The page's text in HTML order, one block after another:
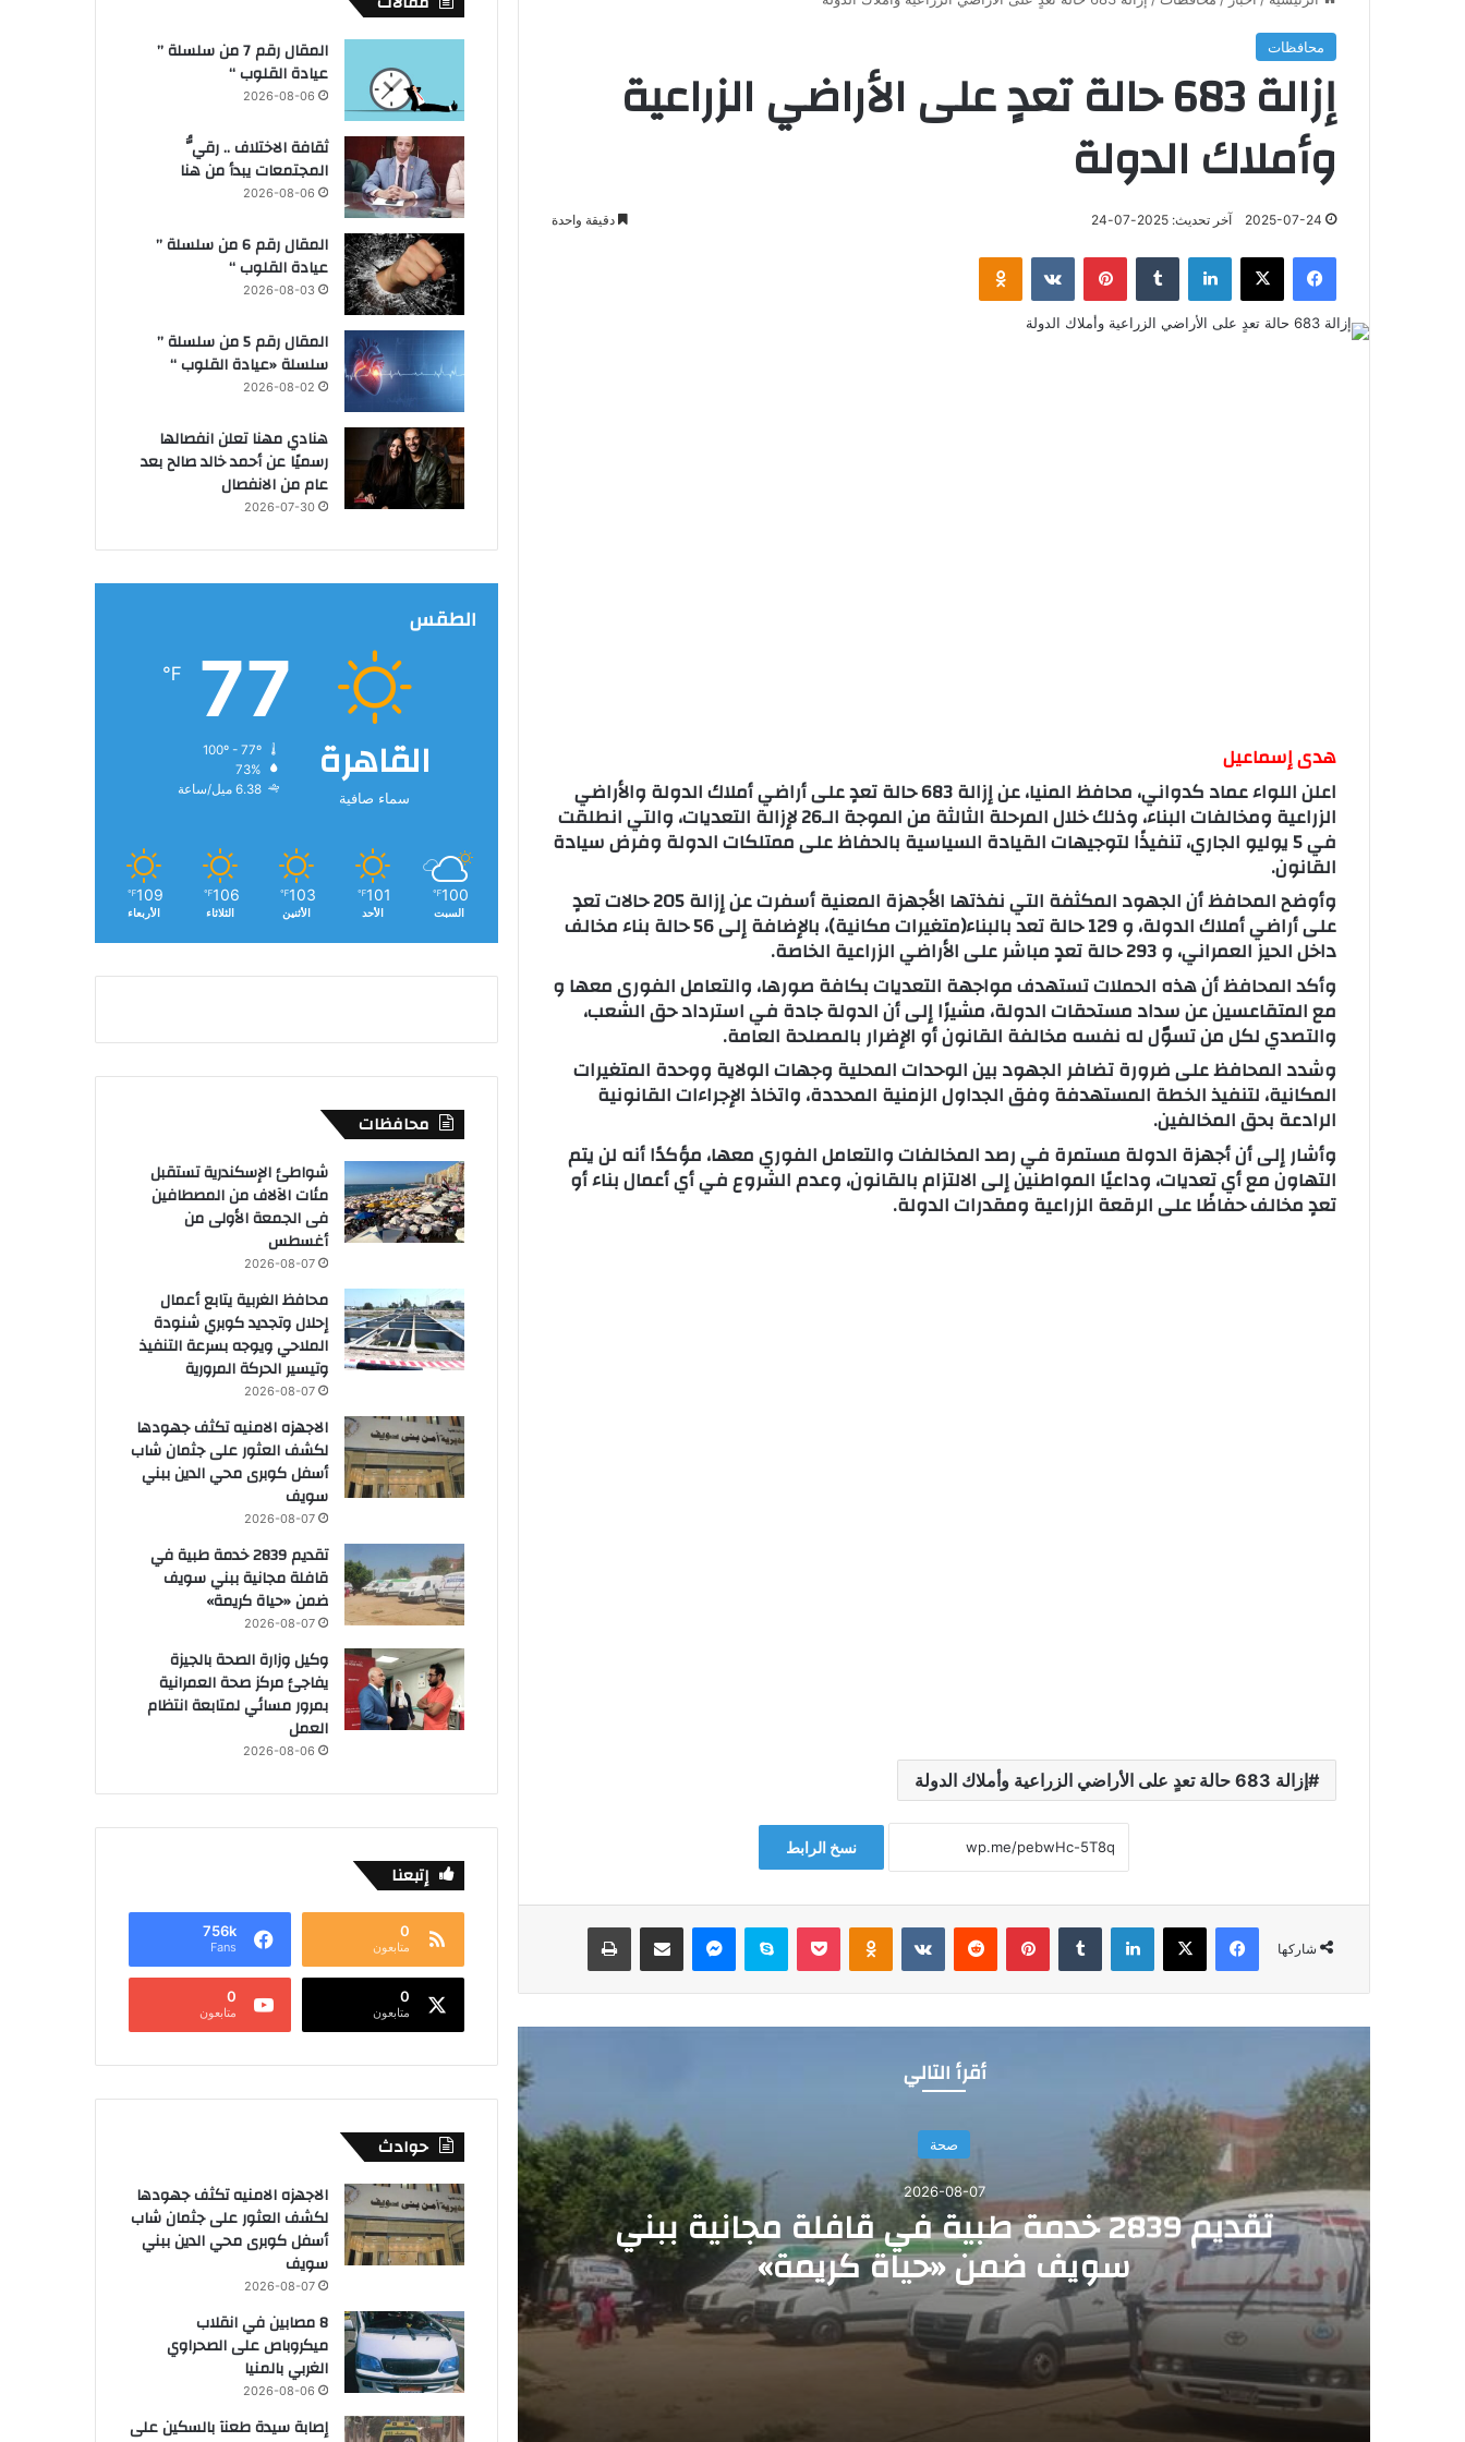
محافظات
إزالة 683 حالة تعدٍ على الأراضي الزراعية
وأملاك الدولة
2025-07-24 آخر تحديث: 2025-07-24 دقيقة واحدة
فيسبوك لينكدإن بينتيريست
هدى إسماعيل
اعلن اللواء عماد كدواني، محافظ المنيا، عن إزالة 683 حالة تعدٍ على أراضي أملاك الدولة والأراضي
الزراعية ومخالفات البناء، وذلك خلال المرحلة الثالثة من الموجة الـ26 لإزالة التعديات، والتي انطلقت
في 5 يوليو الجاري، تنفيذًا لتوجيهات القيادة السياسية بالحفاظ على ممتلكات الدولة وفرض سيادة
القانون.
وأوضح المحافظ أن الجهود المكثفة التي نفذتها الأجهزة المعنية أسفرت عن إزالة 205 حالات تعدٍ
على أراضي أملاك الدولة، و 129 حالة تعد بالبناء(متغيرات مكانية)، بالإضافة إلى 56 حالة بناء مخالف
داخل الحيز العمراني، و 293 حالة تعدٍ مباشر على الأراضي الزراعية الخاصة.
وأكد المحافظ أن هذه الحملات تستهدف مواجهة التعديات بكافة صورها، والتعامل الفورى معها و
مع المتقاعسين عن سداد مستحقات الدولة، مشيرًا إلى أن الدولة جادة في استرداد حق الشعب،
والتصدي لكل من تسوّل له نفسه مخالفة القانون أو الإضرار بالمصلحة العامة.
وشدد المحافظ على ضرورة تضافر الجهود بين الوحدات المحلية وجهات الولاية ووحدة المتغيرات
المكانية، لتنفيذ الخطة المستهدفة وفق الجداول الزمنية المحددة، واتخاذ الإجراءات القانونية
الرادعة بحق المخالفين.
وأشار إلى أن أجهزة الدولة مستمرة في رصد المخالفات والتعامل الفوري معها، مؤكدًا أنه لن يتم
التهاون مع أي تعديات، وداعيًا المواطنين إلى الالتزام بالقانون، وعدم الشروع في أي أعمال بناء أو
تعدٍ مخالف حفاظًا على الرقعة الزراعية ومقدرات الدولة.
إزالة 683 حالة تعدٍ على الأراضي الزراعية وأملاك الدولة
نسخ الرابط
شاركها
فيسبوك لينكدإن بينتيريست سكايب
أقرأ التالي
صحة
2026-08-07
تقديم 2839 خدمة طبية في قافلة مجانية ببني
سويف ضمن «حياة كريمة»
2026-08-07
تقديم 2839 خدمة طبية في قافلة مجانية ببني سويف ضمن «حياة كريمة»
المقال رقم 7 من سلسلة ”
عيادة القلوب “
2026-08-06
ثقافة الاختلاف .. رقيُّ
المجتمعات يبدأ من هنا
2026-08-06
المقال رقم 6 من سلسلة ”
عيادة القلوب “
2026-08-03
المقال رقم 5 من سلسلة ”
سلسلة «عيادة القلوب “
2026-08-02
هنادي مهنا تعلن انفصالها
رسميًا عن أحمد خالد صالح بعد
عام من الانفصال
2026-07-30
الطقس
القاهرة
سماء صافية
77
℉
73%
6.38 ميل/ساعة
100
℉
السبت
101
℉
الأحد
103
℉
الأثنين
106
℉
الثلاثاء
109
℉
الأربعاء
محافظات
شواطئ الإسكندرية تستقبل
مئات الآلاف من المصطافين
فى الجمعة الأولى من
أغسطس
2026-08-07
محافظ الغربية يتابع أعمال
إحلال وتجديد كوبري شنودة
الملاحي ويوجه بسرعة التنفيذ
وتيسير الحركة المرورية
2026-08-07
الاجهزه الامنيه تكثف جهودها
لكشف العثور على جثمان شاب
أسفل كوبرى محي الدين ببني
سويف
2026-08-07
تقديم 2839 خدمة طبية في
قافلة مجانية ببني سويف
ضمن «حياة كريمة»
2026-08-07
وكيل وزارة الصحة بالجيزة
يفاجئ مركز صحة العمرانية
بمرور مسائي لمتابعة انتظام
العمل
2026-08-06
إتبعنا
0
متابعون
756k
Fans
0
متابعون
0
متابعون
حوادث
الاجهزه الامنيه تكثف جهودها
لكشف العثور على جثمان شاب
أسفل كوبرى محي الدين ببني
سويف
2026-08-07
8 مصابين في انقلاب
ميكروباص على الصحراوي
الغربي بالمنيا
2026-08-06
إصابة سيدة طعنآ بالسكين على